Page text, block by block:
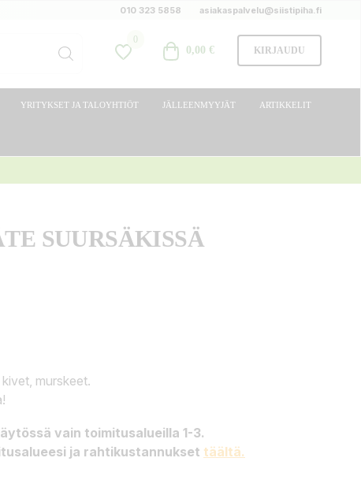
010 323 5858 asiakaspalvelu@siistipiha.fi
0
0,00 € KIRJAUDU
YRITYKSET JA TALOYHTIÖT JÄLLEENMYYJÄT ARTIKKELIT
SUURSÄKISSÄ
murskeet.
vain toimitusalueilla 1-3.
ja rahtikustannukset täältä.